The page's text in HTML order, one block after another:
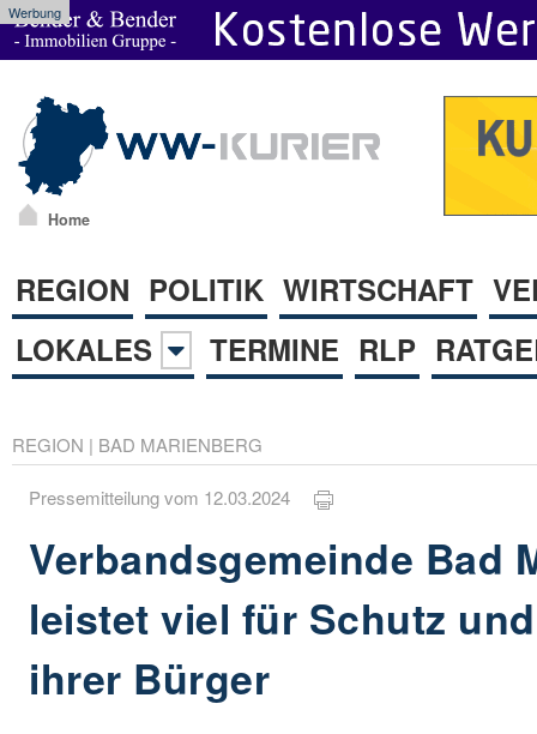
Werbung
Home
REGION POLITIK WIRTSCHAFT
LOKALES
TERMINE RLP
REGION | BAD MARIENBERG
Pressemitteilung vom 12.03.2024
Verbandsgemeinde Bad
leistet viel für Schutz
ihrer Bürger